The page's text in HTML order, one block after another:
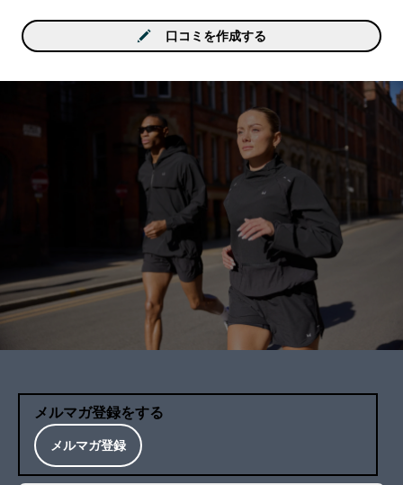
手に粉が付いてしまうの
くか、中身を別の容器に
える事をお勧めします。
口コミを作成する
メルマガ登録をする
メルマガ登録